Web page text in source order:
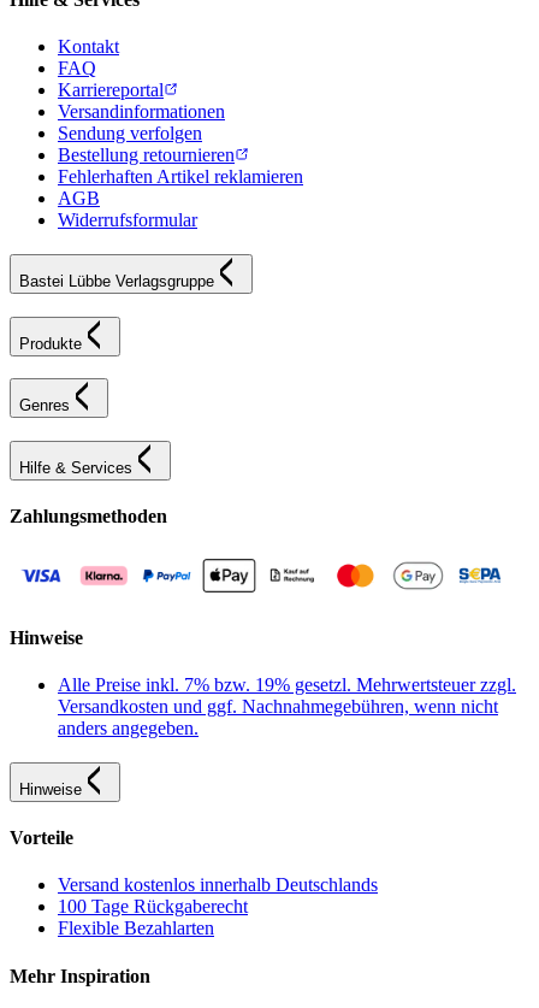
Kontakt
FAQ
Karriereportal
Versandinformationen
Sendung verfolgen
Bestellung retournieren
Fehlerhaften Artikel reklamieren
AGB
Widerrufsformular
Bastei Lübbe Verlagsgruppe
Produkte
Genres
Hilfe & Services
Zahlungsmethoden
Hinweise
Alle Preise inkl. 7% bzw. 19% gesetzl. Mehrwertsteuer zzgl.
Versandkosten und ggf. Nachnahmegebühren, wenn nicht
anders angegeben.
Hinweise
Vorteile
Versand kostenlos innerhalb Deutschlands
100 Tage Rückgaberecht
Flexible Bezahlarten
Mehr Inspiration